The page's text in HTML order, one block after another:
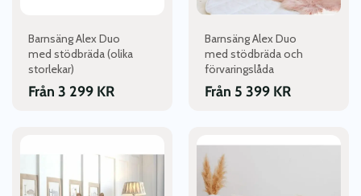
Barnsäng Alex Duo
med stödbräda (olika
storlekar)
Från 3 299 KR
produktsidan
Barnsäng Alex Duo
med stödbräda och
förvaringslåda
Från 5 399 KR
kan
produktsidan
har
produkten
har